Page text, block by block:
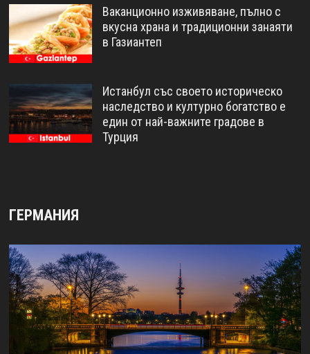
Ваканционно изживяване, пълно с
вкусна храна и традиционни занаяти
в Газиантеп
Истанбул със своето историческо
наследство и културно богатство е
един от най-важните градове в
Турция
ГЕРМАНИЯ